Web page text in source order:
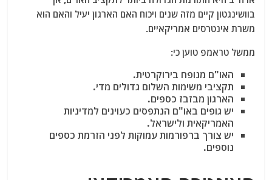
בוושינגטון קיים מזה שנים ויכוח האם הארגון יעיל והאם הוא
משרת אינטרסים אמריקאיים.
ממשל טראמפ טוען כי:
האו"ם מנופח בירוקרטית.
תקציבי משימות השלום גדולים מדי.
הארגון מבזבז כספים.
יש גופים באו"ם הנתפסים כעוינים למדיניות
האמריקאית ולישראל.
יש צורך ברפורמות עמוקות לפני הזרמת כספים
נוספים.